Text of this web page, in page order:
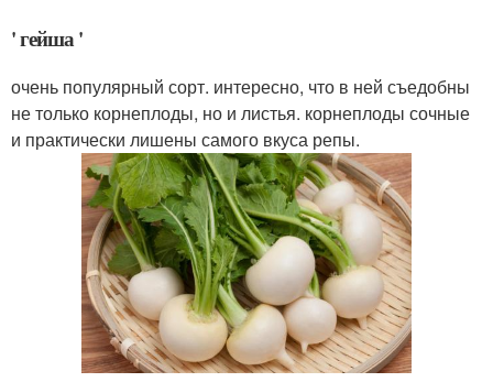
' гейша '
очень популярный сорт. интересно, что в ней съедобны
не только корнеплоды, но и листья. корнеплоды сочные
и практически лишены самого вкуса репы.